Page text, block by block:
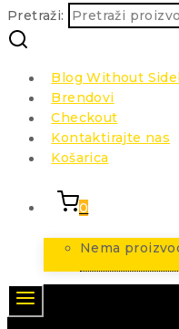
Pretraži:
Blog Without
Brendovi
Checkout
Kontaktirajte nas
Košarica
0
Nema